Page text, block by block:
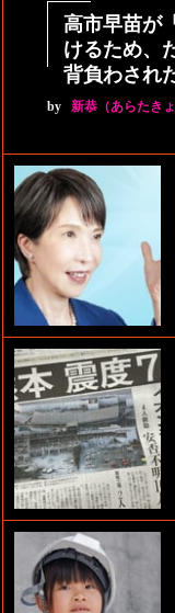
高市早苗が
けるため、
背負わされ
by 新恭（あらたき